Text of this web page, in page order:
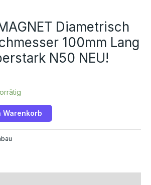
Diametrisch
100mm Lang
N50 NEU!
Warenkorb